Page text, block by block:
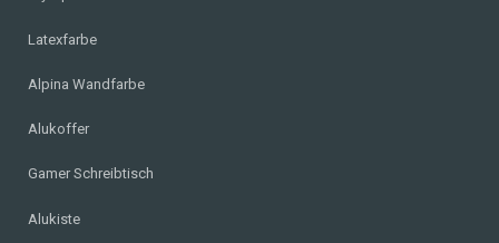
Latexfarbe
Alpina Wandfarbe
Alukoffer
Gamer Schreibtisch
Alukiste